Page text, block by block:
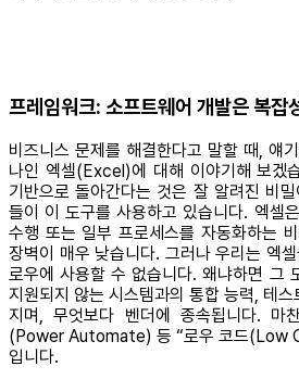
프레임워크: 소프트웨어 개발은 복잡
비즈니스 문제를 해결한다고 말할 때, 얘
나인 엑셀(Excel)에 대해 이야기해 보겠
기반으로 돌아간다는 것은 잘 알려진 비
들이 이 도구를 사용하고 있습니다. 엑셀
수행 또는 일부 프로세스를 자동화하는
장벽이 매우 낮습니다. 그러나 우리는 엑
로우에 사용할 수 없습니다. 왜냐하면 그
지원되지 않는 시스템과의 통합 능력, 테
지며, 무엇보다 벤더에 종속됩니다. 마
(Power Automate) 등 “로우 코드(Low
입니다.